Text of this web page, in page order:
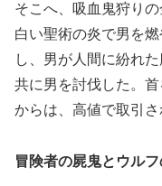
そこへ、吸血鬼狩り
白い聖術の炎で男を
し、男が人間に紛れ
共に男を討伐した。
からは、高値で取引さ
冒険者の屍鬼とウル